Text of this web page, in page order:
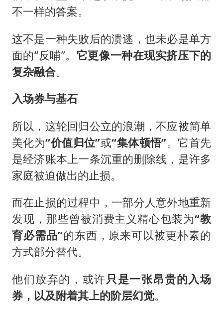
不一样的答案。
这不是一种失败后的溃逃，也未必是单方
面的“反哺”。 它更像一种在现实挤压下的
复杂融合。
入场券与基石
所以，这轮回归公立的浪潮，不应被简单
美化为“价值归位”或“集体顿悟”。它首先
是经济账本上一条沉重的删除线，是许多
家庭被迫做出的止损。
而在止损的过程中，一部分人意外地重新
发现，那些曾被消费主义精心包装为“教
育必需品”的东西，原来可以被更朴素的
方式部分替代。
他们放弃的，或许只是一张昂贵的入场
券，以及附着其上的阶层幻觉。